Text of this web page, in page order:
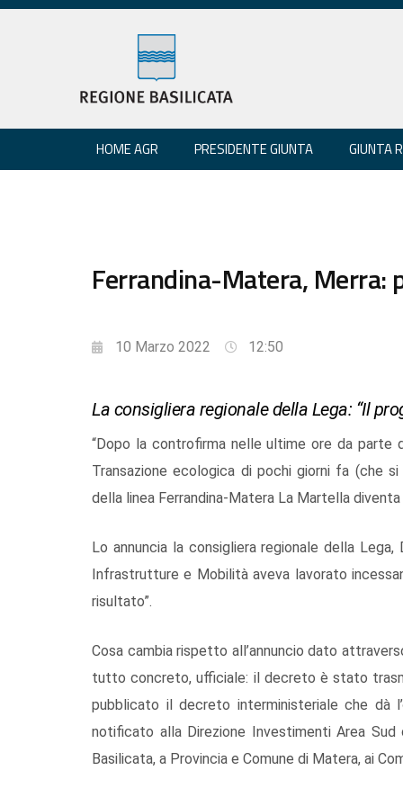
HOME AGR PRESIDENTE GIUNTA GIUNTA
Ferrandina-Matera, Merra:
10 Marzo 2022 12:50
La consigliera regionale della Lega: “Il
“Dopo la controfirma nelle ultime ore da
Transazione ecologica di pochi giorni fa (che
della linea Ferrandina-Matera La Martella diventa
Lo annuncia la consigliera regionale della
Infrastrutture e Mobilità aveva lavorato
risultato”.
Cosa cambia rispetto all’annuncio dato
tutto concreto, ufficiale: il decreto è stato
pubblicato il decreto interministeriale che dà
notificato alla Direzione Investimenti Area Sud
Basilicata, a Provincia e Comune di Matera, ai